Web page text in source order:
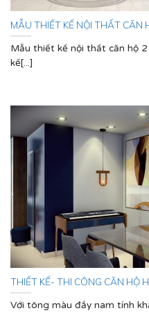
MẪU THIẾT KẾ NỘI THẤT CĂN
Mẫu thiết kế nội thất căn hộ
kế[...]
THIẾT KẾ- THI CÔNG CĂN HỘ
Với tông màu đầy nam tính